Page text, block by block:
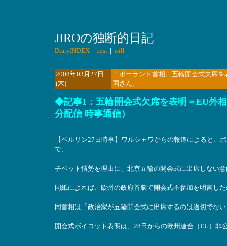
JIROの独断的日記
DiaryINDEX｜ past｜ will
2008年03月27日
(木)
「ポーランド首相、五輪開会式欠席
国さん。
◆記事1： 五輪開会式欠席を表明＝EU外
分配信 時事通信）
【ベルリン27日時事】ワルシャワからの報道によると、
で、
チベット情勢を理由に、北京五輪の開会式に出席しない
同紙によれば、欧州の政府首脳で開会式不参加を明言し
同首相は「政治家が五輪開会式に出席するのは適切でな
開会式ボイコット表明は、28日からの欧州連合（EU）